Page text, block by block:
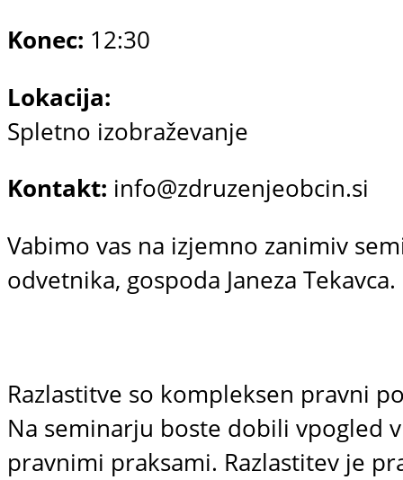
Konec: 12:30
Lokacija:
Spletno izobraževanje
Kontakt: info@zdruzenjeobcin.si
Vabimo vas na izjemno zanimiv
odvetnika, gospoda Janeza Tekavca.
Razlastitve so kompleksen pravni
Na seminarju boste dobili vpogled
pravnimi praksami. Razlastitev je